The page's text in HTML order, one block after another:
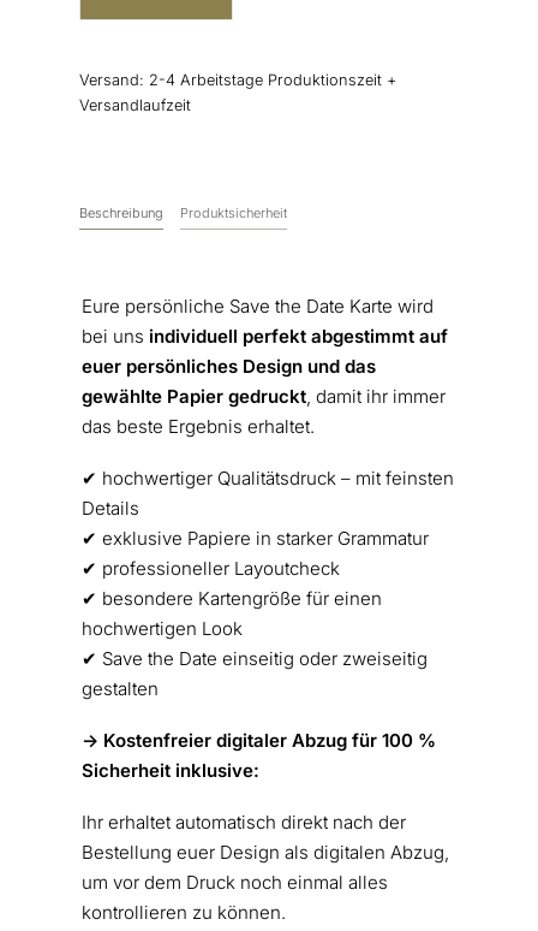
Versand: 2-4 Arbeitstage Produktionszeit +
Versandlaufzeit
Beschreibung Produktsicherheit
Eure persönliche Save the Date Karte wird
bei uns individuell perfekt abgestimmt auf
euer persönliches Design und das
gewählte Papier gedruckt, damit ihr immer
das beste Ergebnis erhaltet.
✔︎ hochwertiger Qualitätsdruck – mit feinsten
Details
✔︎ exklusive Papiere in starker Grammatur
✔︎ professioneller Layoutcheck
✔︎ besondere Kartengröße für einen
hochwertigen Look
✔︎ Save the Date einseitig oder zweiseitig
gestalten
-> Kostenfreier digitaler Abzug für 100 %
Sicherheit inklusive:
Ihr erhaltet automatisch direkt nach der
Bestellung euer Design als digitalen Abzug,
um vor dem Druck noch einmal alles
kontrollieren zu können.